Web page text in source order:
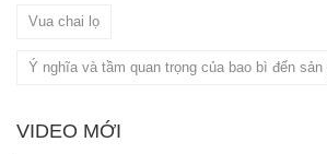
Vua chai lọ
Ý nghĩa và tầm quan trọng của bao bì đến sản
VIDEO MỚI